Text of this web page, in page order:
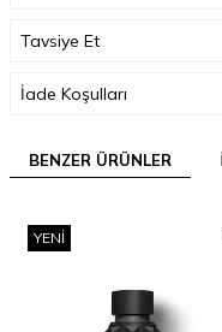
Tavsiye Et
İade Koşulları
BENZER ÜRÜNLER
YENI